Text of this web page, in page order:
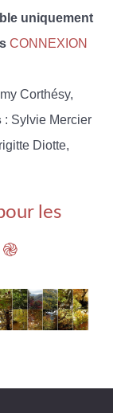
uniquement
CONNEXION
Corthésy,
: Sylvie Mercier
Diotte,
les
֎